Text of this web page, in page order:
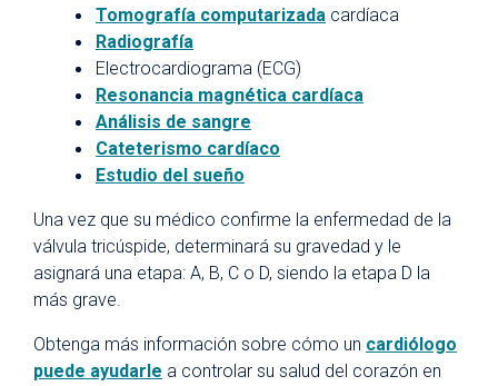
Tomografía computarizada cardíaca
Radiografía
Electrocardiograma (ECG)
Resonancia magnética cardíaca
Análisis de sangre
Cateterismo cardíaco
Estudio del sueño
Una vez que su médico confirme la enfermedad de la
válvula tricúspide, determinará su gravedad y le
asignará una etapa: A, B, C o D, siendo la etapa D la
más grave.
Obtenga más información sobre cómo un cardiólogo
puede ayudarle a controlar su salud del corazón en